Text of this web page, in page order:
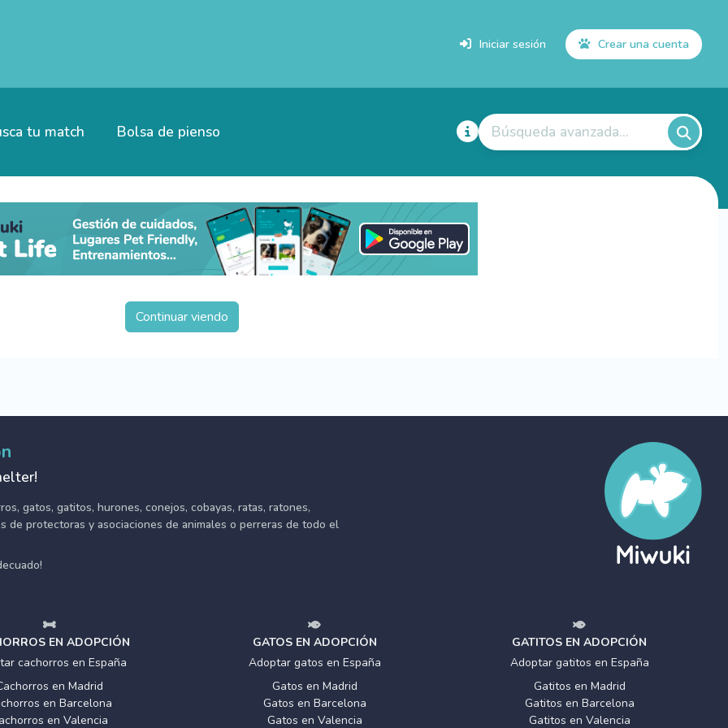
Iniciar sesión Crear una cuenta
tu match Bolsa de pienso Búsqueda avanzada...
Continuar viendo
gatos, gatitos, hurones, conejos, cobayas, ratas, ratones,
de protectoras y asociaciones de animales o perreras de todo el
EN ADOPCIÓN
cachorros en España
en Madrid
en Barcelona
en Valencia
GATOS EN ADOPCIÓN
Adoptar gatos en España
Gatos en Madrid
Gatos en Barcelona
Gatos en Valencia
GATITOS EN ADOPCIÓN
Adoptar gatitos en España
Gatitos en Madrid
Gatitos en Barcelona
Gatitos en Valencia